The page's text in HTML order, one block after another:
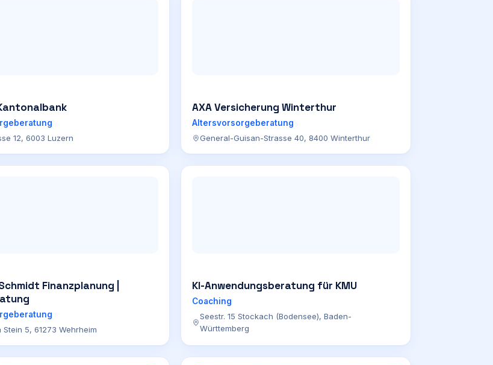
12, 6003 Luzern
AXA Versicherung Winterthur
Altersvorsorgeberatung
General-Guisan-Strasse 40, 8400 Winterthur
Finanzplanung |
Stein 5, 61273 Wehrheim
KI-Anwendungsberatung für KMU
Coaching
Seestr. 15 Stockach (Bodensee), Baden-
Württemberg